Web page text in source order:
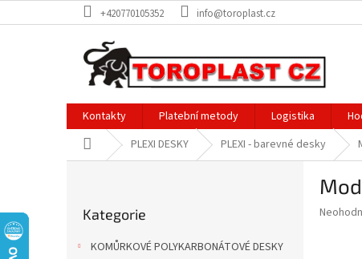
na
+420770105352 info@toroplast.cz
Kontakty Platební metody Logistika
Domů PLEXI DESKY PLEXI - barevné desky
kategorie
Kategorie
KOMŮRKOVÉ POLYKARBONÁTOVÉ DESKY